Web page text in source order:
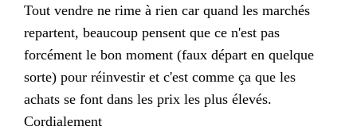
Tout vendre ne rime à rien car quand les marchés
repartent, beaucoup pensent que ce n'est pas
forcément le bon moment (faux départ en quelque
sorte) pour réinvestir et c'est comme ça que les
achats se font dans les prix les plus élevés.
Cordialement